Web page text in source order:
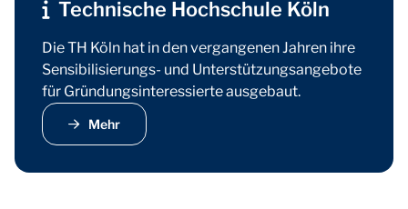
Technische Hochschule Köln
Die TH Köln hat in den vergangenen Jahren ihre
Sensibilisierungs- und Unterstützungsangebote
für Gründungsinteressierte ausgebaut.
Mehr